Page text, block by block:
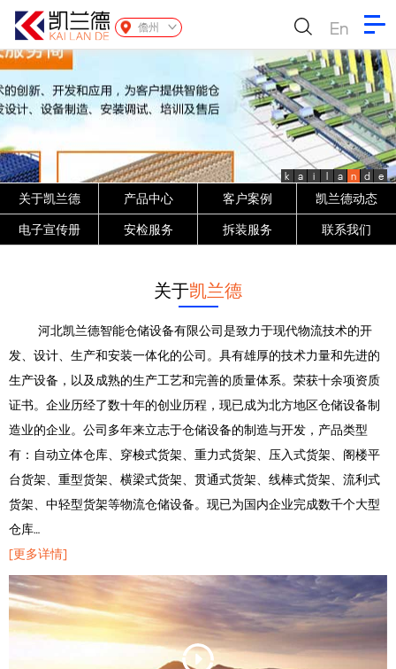
儋州 En
k a i l a n d e
关于凯兰德 产品中心 客户案例 凯兰德动态
电子宣传册 安检服务 拆装服务 联系我们
关于凯兰德
河北凯兰德智能仓储设备有限公司是致力于现代物流技术的开
发、设计、生产和安装一体化的公司。具有雄厚的技术力量和先进的
生产设备，以及成熟的生产工艺和完善的质量体系。荣获十余项资质
证书。企业历经了数十年的创业历程，现已成为北方地区仓储设备制
造业的企业。公司多年来立志于仓储设备的制造与开发，产品类型
有：自动立体仓库、穿梭式货架、重力式货架、压入式货架、阁楼平
台货架、重型货架、横梁式货架、贯通式货架、线棒式货架、流利式
货架、中轻型货架等物流仓储设备。现已为国内企业完成数千个大型
仓库…
[更多详情]